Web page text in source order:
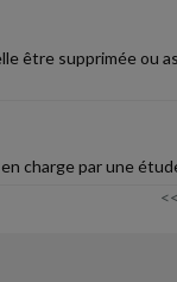
être supprimée ou
charge par une